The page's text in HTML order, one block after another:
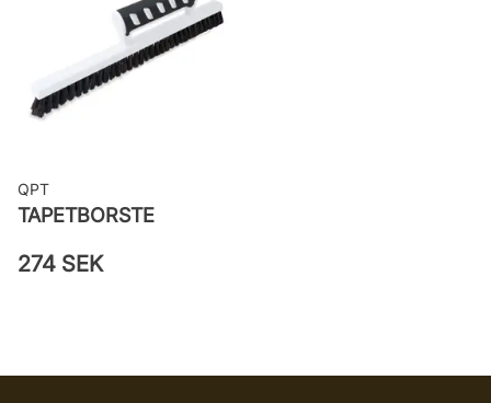
Leverantörens artikelnummer:
25915
QPT
TAPETBORSTE
274 SEK